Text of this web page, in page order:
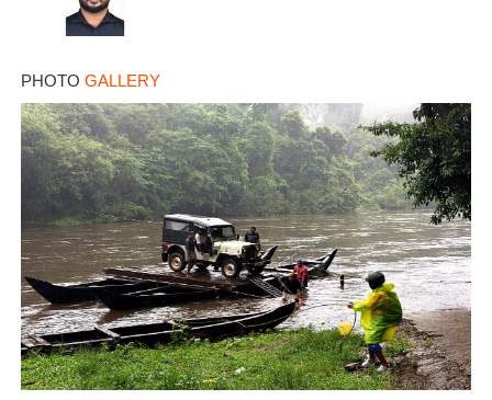
PHOTO GALLERY